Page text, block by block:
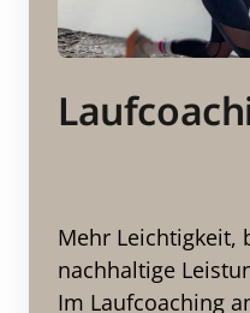
Mehr Leichtigkeit,
nachhaltige
Im Laufcoaching